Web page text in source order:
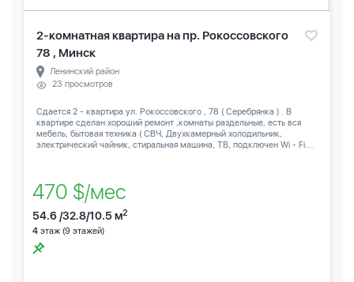
2-комнатная квартира на пр. Рокоссовского
78 , Минск
Ленинский район
23 просмотров
Сдается 2 - квартира ул. Рокоссовского , 78 ( Серебрянка ) . В
квартире сделан хороший ремонт ,комнаты раздельные, есть вся
мебель, бытовая техника ( СВЧ, Двухкамерный холодильник,
электрический чайник, стиральная машина, ТВ, подключен Wi - Fi....
470 $/мес
54.6 /32.8/10.5 м2
4 этаж (9 этажей)